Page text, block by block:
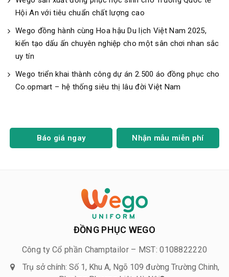
Wego sản xuất đồng phục học sinh cho Trường Quốc tế
Wego đồng hành cùng Hoa hậu Du lịch Việt Nam 2025,
Wego triển khai thành công dự án 2.500 áo đồng phục cho
ĐỒNG PHỤC WEGO
Công ty Cổ phần Champtailor – MST: 0108822220
Trụ sở chính: Số 1, Khu A, Ngõ 109 đường Trường Chinh,